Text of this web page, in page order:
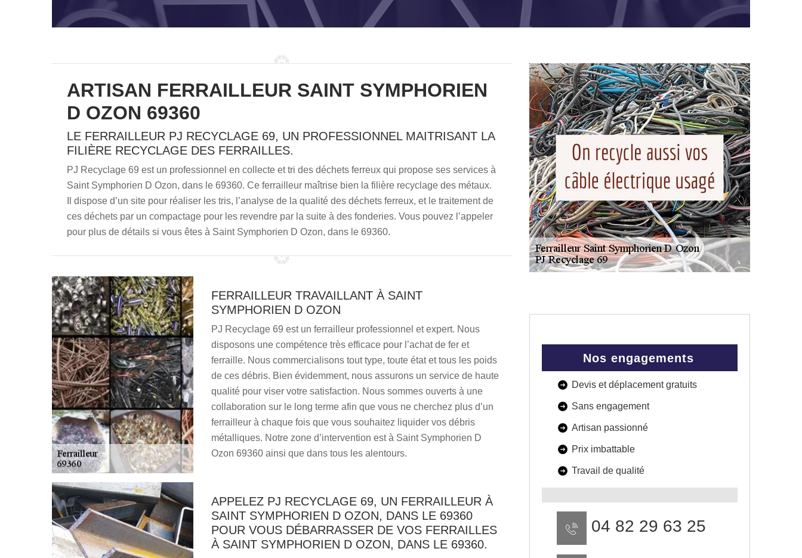
ARTISAN FERRAILLEUR SAINT SYMPHORIEN
D OZON 69360
LE FERRAILLEUR PJ RECYCLAGE 69, UN PROFESSIONNEL MAITRISANT LA
FILIÈRE RECYCLAGE DES FERRAILLES.
PJ Recyclage 69 est un professionnel en collecte et tri des déchets ferreux qui propose ses services à
Saint Symphorien D Ozon, dans le 69360. Ce ferrailleur maîtrise bien la filière recyclage des métaux.
Il dispose d’un site pour réaliser les tris, l’analyse de la qualité des déchets ferreux, et le traitement de
ces déchets par un compactage pour les revendre par la suite à des fonderies. Vous pouvez l’appeler
pour plus de détails si vous êtes à Saint Symphorien D Ozon, dans le 69360.
FERRAILLEUR TRAVAILLANT À SAINT
SYMPHORIEN D OZON
PJ Recyclage 69 est un ferrailleur professionnel et expert. Nous
disposons une compétence très efficace pour l’achat de fer et
ferraille. Nous commercialisons tout type, toute état et tous les poids
de ces débris. Bien évidemment, nous assurons un service de haute
qualité pour viser votre satisfaction. Nous sommes ouverts à une
collaboration sur le long terme afin que vous ne cherchez plus d’un
ferrailleur à chaque fois que vous souhaitez liquider vos débris
métalliques. Notre zone d’intervention est à Saint Symphorien D
Ozon 69360 ainsi que dans tous les alentours.
APPELEZ PJ RECYCLAGE 69, UN FERRAILLEUR À
SAINT SYMPHORIEN D OZON, DANS LE 69360
POUR VOUS DÉBARRASSER DE VOS FERRAILLES
À SAINT SYMPHORIEN D OZON, DANS LE 69360.
Nos engagements
Devis et déplacement gratuits
Sans engagement
Artisan passionné
Prix imbattable
Travail de qualité
04 82 29 63 25